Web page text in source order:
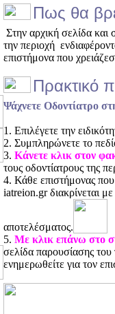
Πως θα
Στην αρχική σελίδα
την περιοχή
επιστήμονα που
Πρακτικό
Ψάχνετε Οδοντίατρο
1. Επιλέγετε την
2. Συμπληρώνετε το
3. Κάνετε κλικ στον
τους οδοντίατρους της
4. Κάθε επιστήμονας που
iatreion.gr διακρίνεται
αποτελέσματος.
5. Με κλικ επάνω στο
σελίδα παρουσίασης
ενημερωθείτε για τον